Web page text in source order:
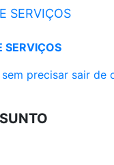
SERVIÇOS
SERVIÇOS
precisar sair de